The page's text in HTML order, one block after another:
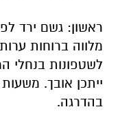
ראשון: גשם ירד
מלווה ברוחות
לשטפונות בנחלי
ייתכן אובך.
בהדרגה.